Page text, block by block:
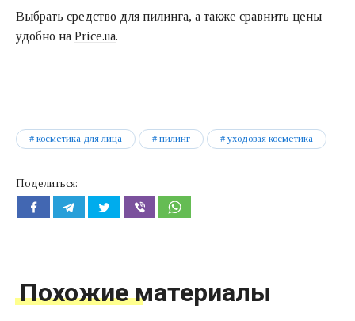
Выбрать средство для пилинга, а также сравнить цены
удобно на Price.ua.
косметика для лица пилинг уходовая косметика
Поделиться:
Похожие материалы